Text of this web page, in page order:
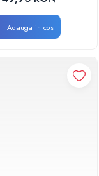
Adauga in cos